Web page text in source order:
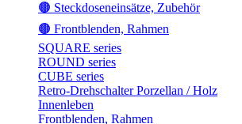
🟤 Steckdoseneinsätze, Zubehör
🟤 Frontblenden, Rahmen
SQUARE series
ROUND series
CUBE series
Retro-Drehschalter Porzellan / Holz
Innenleben
Frontblenden, Rahmen